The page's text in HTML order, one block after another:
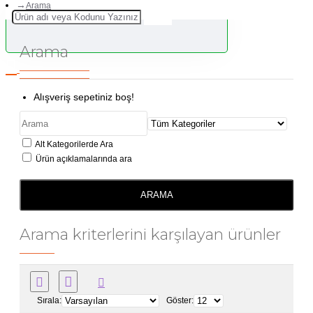
Alışveriş sepetiniz boş!
Arama
Arama
Alt Kategorilerde Ara
Ürün açıklamalarında ara
ARAMA
Arama kriterlerini karşılayan ürünler
Sırala: Göster: